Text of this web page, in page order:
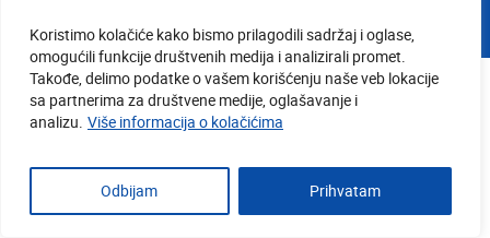
Koristimo kolačiće kako bismo prilagodili sadržaj i oglase,
omogućili funkcije društvenih medija i analizirali promet.
Takođe, delimo podatke o vašem korišćenju naše veb lokacije
sa partnerima za društvene medije, oglašavanje i
analizu. Više informacija o kolačićima
Odbijam Prihvatam